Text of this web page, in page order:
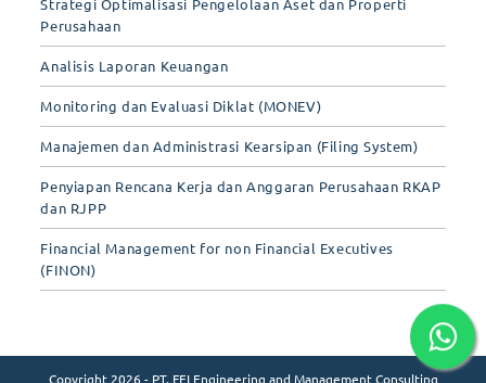
Strategi Optimalisasi Pengelolaan Aset dan Properti
Perusahaan
Analisis Laporan Keuangan
Monitoring dan Evaluasi Diklat (MONEV)
Manajemen dan Administrasi Kearsipan (Filing System)
Penyiapan Rencana Kerja dan Anggaran Perusahaan RKAP
dan RJPP
Financial Management for non Financial Executives
(FINON)
Copyright 2026 - PT. FEI Engineering and Management Consulting